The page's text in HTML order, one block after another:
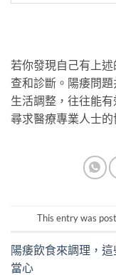
若你發現自己有上
查和診斷。陽痿問
生活調整，往往能
尋求醫療專業人士
This entry was
陽痿飲食來調理，
當心